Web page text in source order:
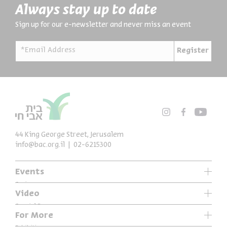
Always stay up to date
Sign up for our e-newsletter and never miss an event
*Email Address Register
Events
Series
Past Programs
Video
Special Programs
Music
For More
44 King George Street, Jerusalem
info@bac.org.il
02-6215300